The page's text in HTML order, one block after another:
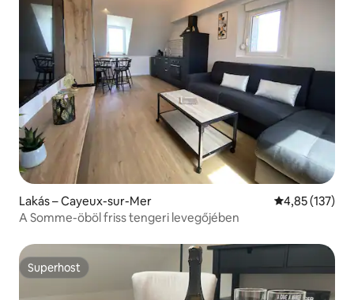
Lakás – Cayeux-sur-Mer Átlagos
4,85 (137)
A Somme-öböl friss tengeri levegőjében
Superhost
Superhost